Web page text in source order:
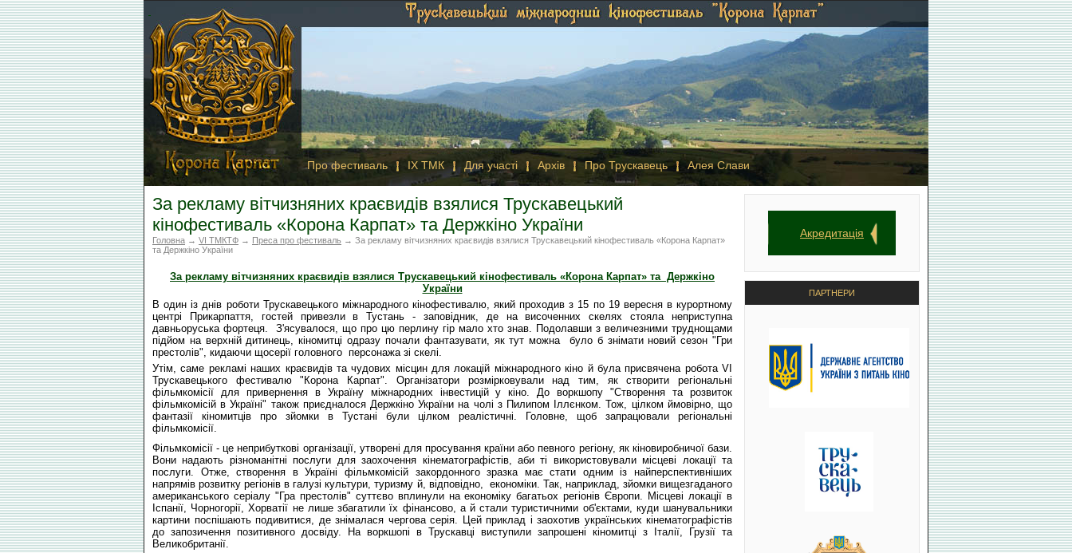
Про фестиваль IX ТМК Для участі Архів Про Трускавець Алея Слави
Акредитація
ПАРТНЕРИ
За рекламу вітчизняних краєвидів взялися Трускавецький
кінофестиваль «Корона Карпат» та Держкіно України
Головна → VI ТМКТФ → Преса про фестиваль → За рекламу вітчизняних краєвидів взялися Трускавецький кінофестиваль «Корона Карпат»
та Держкіно України
За рекламу вітчизняних краєвидів взялися Трускавецький кінофестиваль «Корона Карпат» та Держкіно
України
В один із днів роботи Трускавецького міжнародного кінофестивалю, який проходив з 15 по 19 вересня в курортному
центрі Прикарпаття, гостей привезли в Тустань - заповідник, де на височенних скелях стояла неприступна
давньоруська фортеця. З'ясувалося, що про цю перлину гір мало хто знав. Подолавши з величезними труднощами
підйом на верхній дитинець, кіномитці одразу почали фантазувати, як тут можна було б знімати новий сезон "Гри
престолів", кидаючи щосерії головного персонажа зі скелі.
Утім, саме рекламі наших краєвидів та чудових місцин для локацій міжнародного кіно й була присвячена робота VІ
Трускавецького фестивалю "Корона Карпат". Організатори розмірковували над тим, як створити регіональні
фільмкомісії для привернення в Україну міжнародних інвестицій у кіно. До воркшопу "Створення та розвиток
фільмкомісій в Україні" також приєдналося Держкіно України на чолі з Пилипом Іллєнком. Тож, цілком ймовірно, що
фантазії кіномитців про зйомки в Тустані були цілком реалістичні. Головне, щоб запрацювали регіональні
фільмкомісії.
Фільмкомісії - це неприбуткові організації, утворені для просування країни або певного регіону, як кіновиробничої бази.
Вони надають різноманітні послуги для заохочення кінематографістів, аби ті використовували місцеві локації та
послуги. Отже, створення в Україні фільмкомісій закордонного зразка має стати одним із найперспективніших
напрямів розвитку регіонів в галузі культури, туризму й, відповідно, економіки. Так, наприклад, зйомки вищезгаданого
американського серіалу "Гра престолів" суттєво вплинули на економіку багатьох регіонів Європи. Місцеві локації в
Іспанії, Чорногорії, Хорватії не лише збагатили їх фінансово, а й стали туристичними об'єктами, куди шанувальники
картини поспішають подивитися, де знімалася чергова серія. Цей приклад і заохотив українських кінематографістів
до запозичення позитивного досвіду. На воркшопі в Трускавці виступили запрошені кіномитці з Італії, Грузії та
Великобританії.